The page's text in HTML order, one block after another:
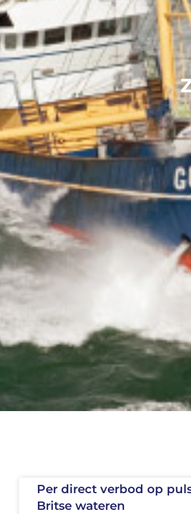
Per direct verbod op
Britse wateren